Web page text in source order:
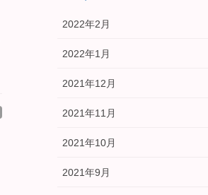
2022年2月
2022年1月
2021年12月
2021年11月
2021年10月
2021年9月